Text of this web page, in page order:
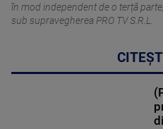
în mod independent de o terță
sub supravegherea PRO TV S.R.L.